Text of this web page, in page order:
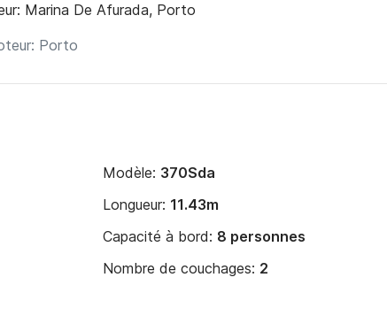
Marina De Afurada, Porto
Modèle: 370Sda
Longueur: 11.43m
Capacité à bord: 8 personnes
Nombre de couchages: 2